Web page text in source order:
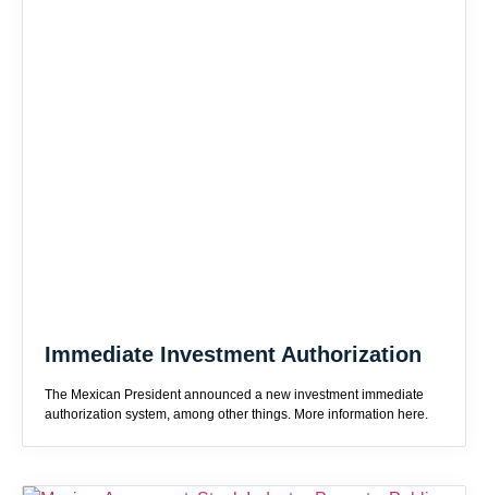
Immediate Investment Authorization
The Mexican President announced a new investment immediate
authorization system, among other things. More information here.